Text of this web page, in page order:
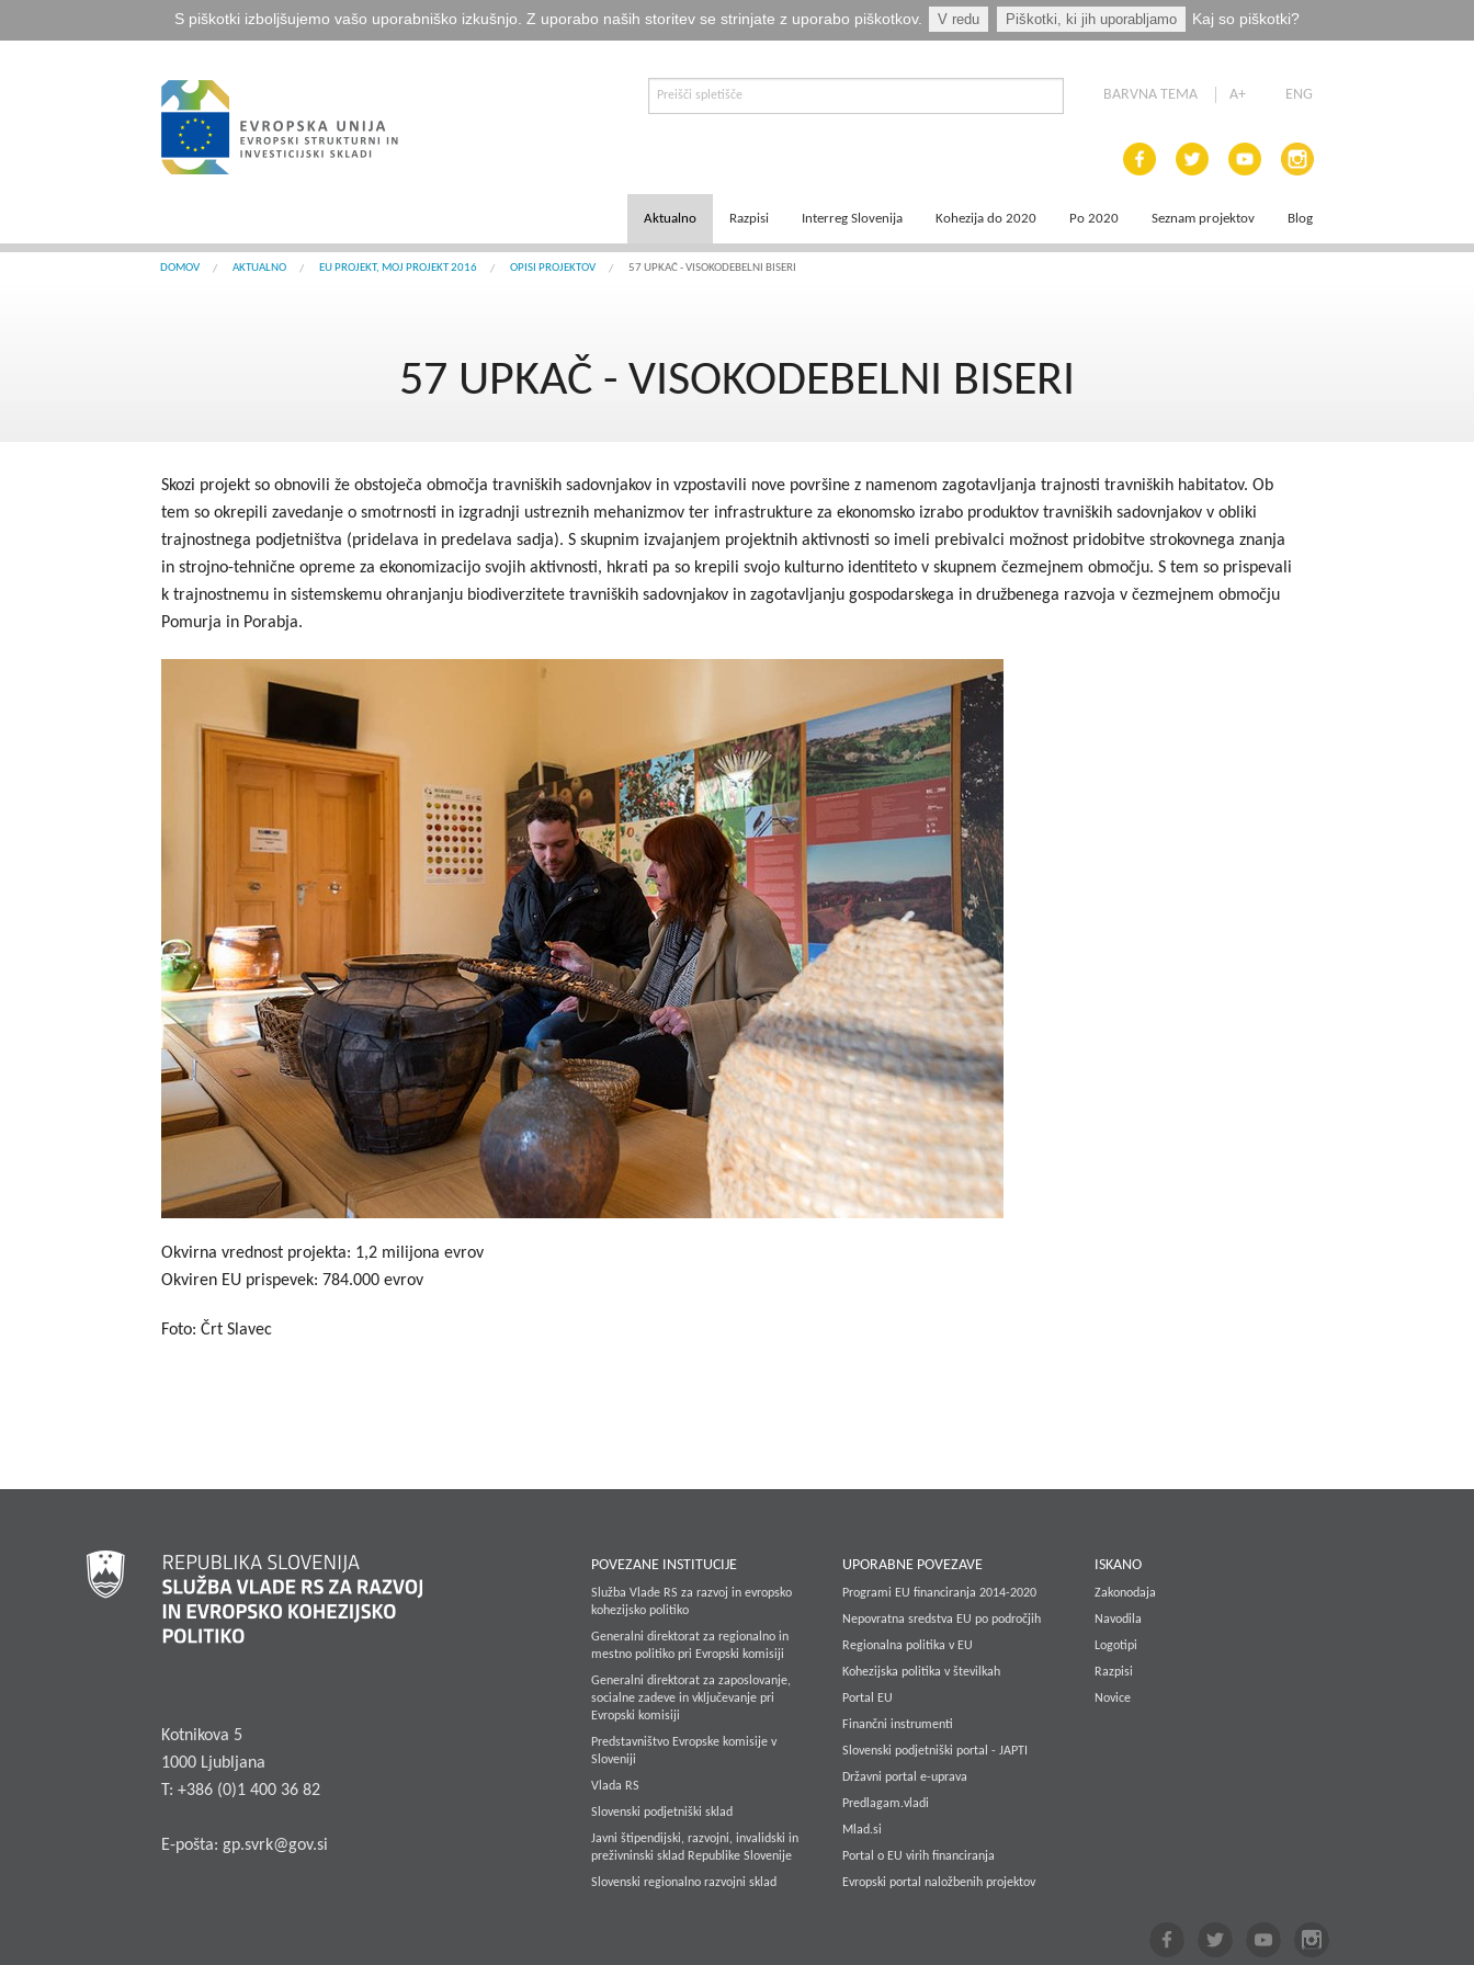
S piškotki izboljšujemo vašo uporabniško izkušnjo. Z uporabo naših storitev se strinjate z uporabo piškotkov. V redu Piškotki, ki jih uporabljamo Kaj so piškotki?
BARVNA TEMA A+ ENG
Aktualno
E-informator Vizija kohezija
Logotipi
Dogodki
EU projekt, moj projekt
COVID19
Ekošola
Razpisi
Aktualni razpisi
Napovedani razpisi
Interreg Slovenija
Medregionalno sodelovanje
Kohezija do 2020
Zakonodaja
Dobre zgodbe iz obdobja 2014-2020
Kohezija do 2013
Po 2020 Seznam projektov Blog
DOMOV AKTUALNO EU PROJEKT, MOJ PROJEKT 2016 OPISI PROJEKTOV 57 UPKAČ - VISOKODEBELNI BISERI
57 UPKAČ - VISOKODEBELNI BISERI
Skozi projekt so obnovili že obstoječa območja travniških sadovnjakov in vzpostavili nove površine z namenom zagotavljanja trajnosti travniških habitatov. Ob
tem so okrepili zavedanje o smotrnosti in izgradnji ustreznih mehanizmov ter infrastrukture za ekonomsko izrabo produktov travniških sadovnjakov v obliki
trajnostnega podjetništva (pridelava in predelava sadja). S skupnim izvajanjem projektnih aktivnosti so imeli prebivalci možnost pridobitve strokovnega znanja
in strojno-tehnične opreme za ekonomizacijo svojih aktivnosti, hkrati pa so krepili svojo kulturno identiteto v skupnem čezmejnem območju. S tem so prispevali
k trajnostnemu in sistemskemu ohranjanju biodiverzitete travniških sadovnjakov in zagotavljanju gospodarskega in družbenega razvoja v čezmejnem območju
Pomurja in Porabja.
Okvirna vrednost projekta: 1,2 milijona evrov
Okviren EU prispevek: 784.000 evrov
Foto: Črt Slavec
POVEZANE INSTITUCIJE
Služba Vlade RS za razvoj in evropsko
kohezijsko politiko
Generalni direktorat za regionalno in
mestno politiko pri Evropski komisiji
Generalni direktorat za zaposlovanje,
socialne zadeve in vključevanje pri
Evropski komisiji
Predstavništvo Evropske komisije v
Sloveniji
Vlada RS
Slovenski podjetniški sklad
Javni štipendijski, razvojni, invalidski in
preživninski sklad Republike Slovenije
Slovenski regionalno razvojni sklad
UPORABNE POVEZAVE
Programi EU financiranja 2014-2020
Nepovratna sredstva EU po področjih
Regionalna politika v EU
Kohezijska politika v številkah
Portal EU
Finančni instrumenti
Slovenski podjetniški portal - JAPTI
Državni portal e-uprava
Predlagam.vladi
Mlad.si
Portal o EU virih financiranja
Evropski portal naložbenih projektov
ISKANO
Zakonodaja
Navodila
Logotipi
Razpisi
Novice
Kotnikova 5
1000 Ljubljana
T: +386 (0)1 400 36 82
E-pošta: gp.svrk@gov.si